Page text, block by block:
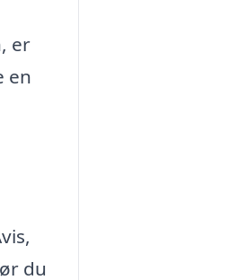
er
en
du